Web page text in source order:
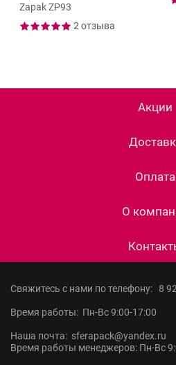
Zapak ZP93
2 отзыва
Акции
Оплата
О
Свяжитесь с нами по телефону: 8
Время работы: Пн-Вс 9:00-17:00
Наша почта: sferapack@yandex.ru
Время работы менеджеров: Пн-Вс